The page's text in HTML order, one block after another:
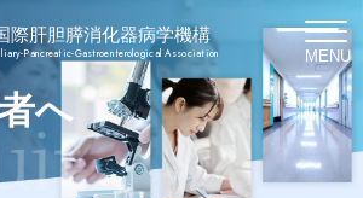
際肝胆膵消化器病学機構
Pancreatic-Gastroenterological Association MENU
へ